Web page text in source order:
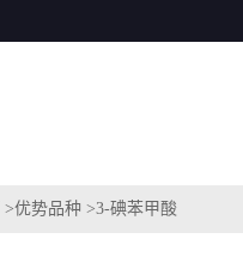
>优势品种 >3-碘苯甲酸